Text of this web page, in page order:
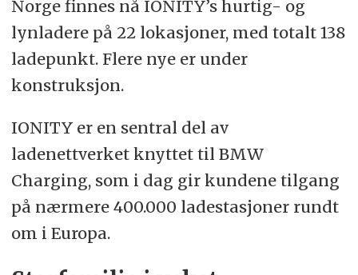
Norge finnes nå IONITY’s hurtig- og
lynladere på 22 lokasjoner, med totalt 138
ladepunkt. Flere nye er under
konstruksjon.
IONITY er en sentral del av
ladenettverket knyttet til BMW
Charging, som i dag gir kundene tilgang
på nærmere 400.000 ladestasjoner rundt
om i Europa.